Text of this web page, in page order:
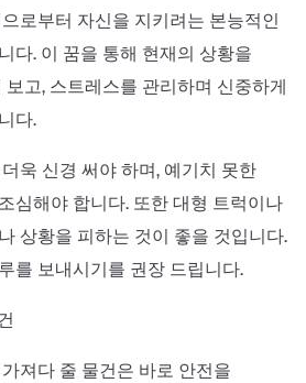
로부터 자신을 지키려는 본능적인
다. 이 꿈을 통해 현재의 상황을
고, 스트레스를 관리하며 신중하게
다.
욱 신경 써야 하며, 예기치 못한
심해야 합니다. 또한 대형 트럭이나
상황을 피하는 것이 좋을 것입니다.
를 보내시기를 권장 드립니다.
져다 줄 물건은 바로 안전을